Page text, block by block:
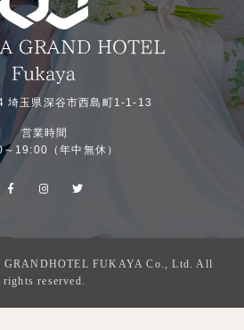
埼玉県深谷市西島町1-1-13
営業時間
19:00（年中無休）
FUKAYA Co., Ltd. All
rights reserved.